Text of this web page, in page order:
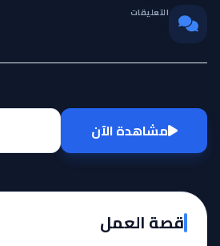
التعليقات
مشاهدة الآن
قصة العمل